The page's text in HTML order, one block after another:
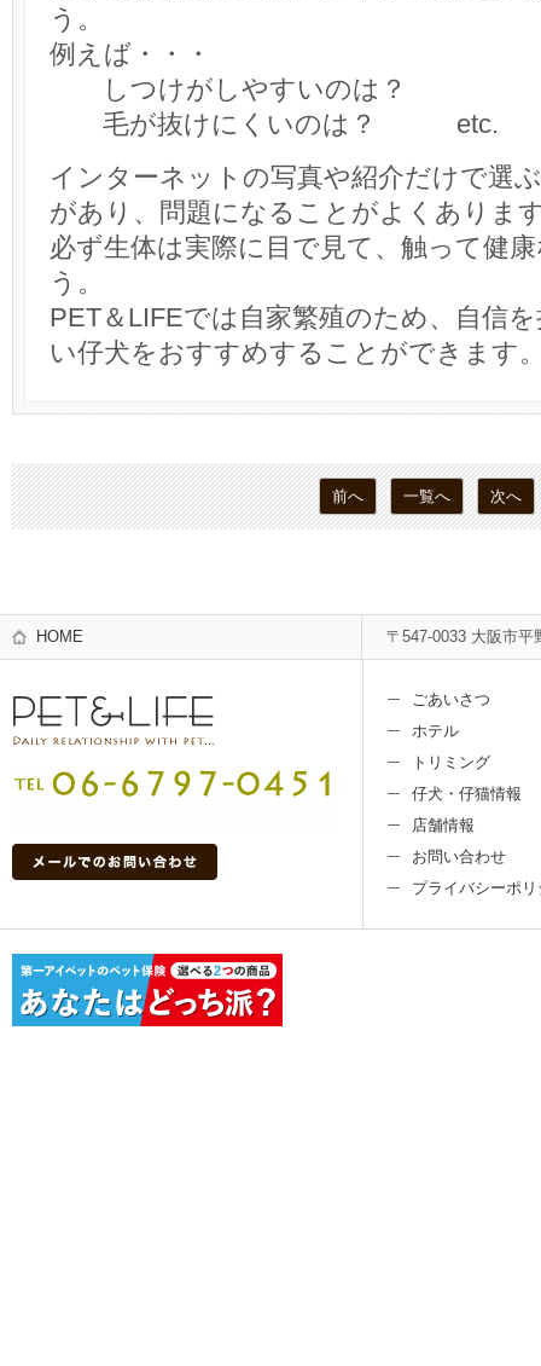
う。
例えば・・・
しつけがしやすいのは？
毛が抜けにくいのは？ etc.
インターネットの写真や紹介だけで選
があり、問題になることがよくありま
必ず生体は実際に目で見て、触って健
う。
PET＆LIFEでは自家繁殖のため、自信
い仔犬をおすすめすることができます
前へ 一覧へ 次へ
HOME 〒547-0033 大阪市平
ごあいさつ
ホテル
トリミング
仔犬・仔猫情報
店舗情報
お問い合わせ
プライバシーポリ